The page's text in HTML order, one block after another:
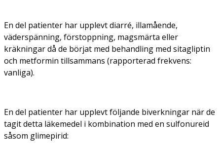
En del patienter har upplevt diarré, illamående,
väderspänning, förstoppning, magsmärta eller
kräkningar då de börjat med behandling med sitagliptin
och metformin tillsammans (rapporterad frekvens:
vanliga).
En del patienter har upplevt följande biverkningar när de
tagit detta läkemedel i kombination med en sulfonureid
såsom glimepirid: